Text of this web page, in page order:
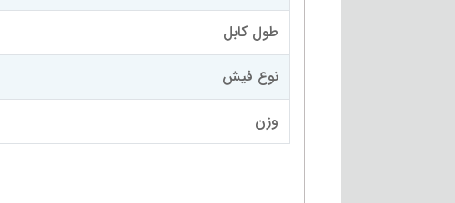
طول کابل
نوع فیش
وزن